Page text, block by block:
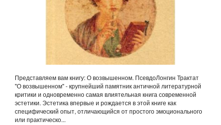
Представляем вам книгу: О возвышенном. ПсевдоЛонгин Трактат
"О возвышенном" - крупнейший памятник античной литературной
критики и одновременно самая влиятельная книга современной
эстетики. Эстетика впервые и рождается в этой книге как
специфический опыт, отличающийся от простого эмоционального
или практическо...